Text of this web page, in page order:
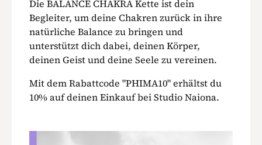
Die BALANCE CHAKRA Kette ist dein
Begleiter, um deine Chakren zurück in ihre
natürliche Balance zu bringen und
unterstützt dich dabei, deinen Körper,
deinen Geist und deine Seele zu vereinen.
Mit dem Rabattcode "PHIMA10" erhältst du
10% auf deinen Einkauf bei Studio Naiona.